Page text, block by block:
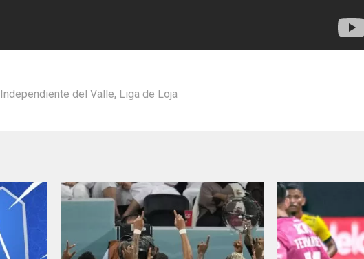
Independiente del Valle, Liga de Loja